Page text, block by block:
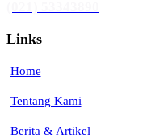
Links
Home
Tentang Kami
Berita & Artikel